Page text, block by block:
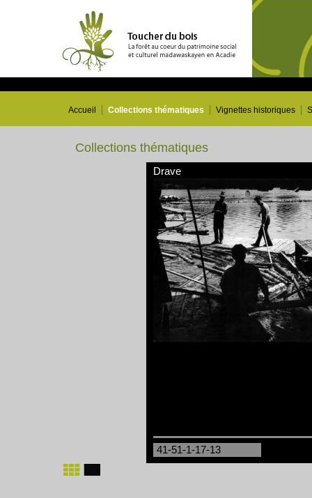
Accueil Collections thématiques Vignettes historiques
Collections thématiques
Drave
41-51-1-17-13